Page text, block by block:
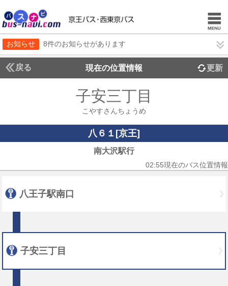
お知らせ 8件のお知らせがあります
戻る 現在の位置情報 更新
子安三丁目
こやすさんちょうめ
八６１[京王]
南大沢駅行
02:55現在のバス位置情報
八王子駅南口
子安三丁目